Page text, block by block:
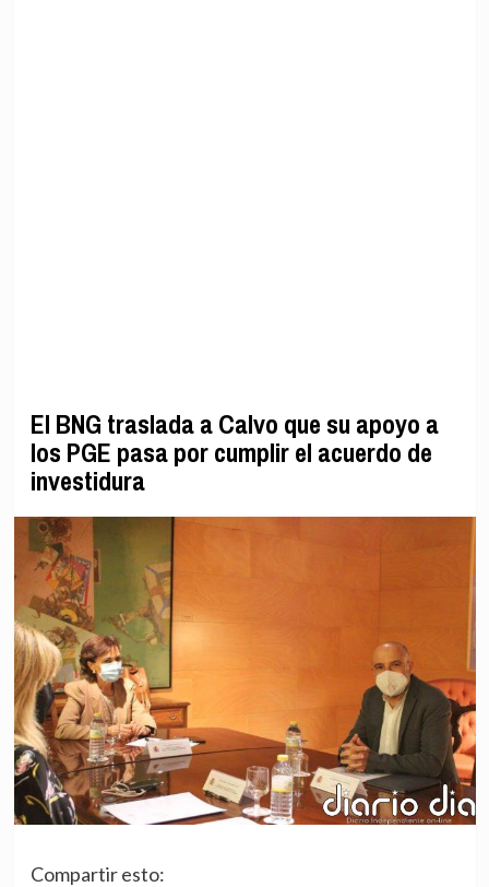
El BNG traslada a Calvo que su apoyo a
los PGE pasa por cumplir el acuerdo de
investidura
Compartir esto: